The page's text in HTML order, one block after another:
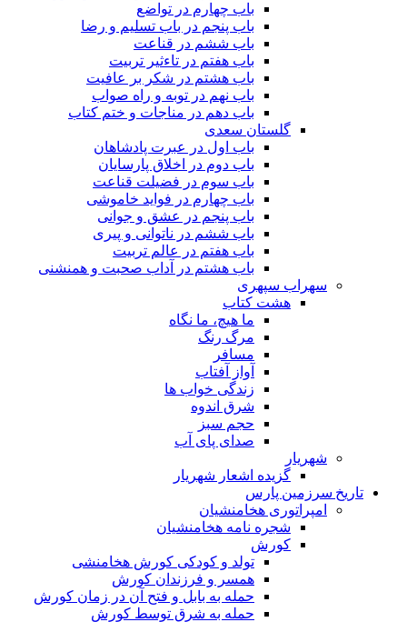
باب چهارم در تواضع
باب پنجم در باب تسلیم و رضا
باب ششم در قناعت
باب هفتم در تاءثیر تربیت
باب هشتم در شکر بر عافیت
باب نهم در توبه و راه صواب
باب دهم در مناجات و ختم کتاب
گلستان سعدی
باب اول در عبرت پادشاهان
باب دوم در اخلاق پارسایان
باب سوم در فضیلت قناعت
باب چهارم در فواید خاموشى
باب پنجم در عشق و جوانى
باب ششم در ناتوانى و پیرى
باب هفتم در عالم تربیت
باب هشتم در آداب صحبت و همنشنى
سهراب سپهری
هشت کتاب
ما هیچ، ما نگاه
مرگ رنگ
مسافر
آواز آفتاب
زندگی خواب ها
شرق اندوه
حجم سبز
صدای پای آب
شهریار
گزیده اشعار شهریار
تاریخ سرزمین پارس
امپراتوری هخامنشیان
شجره نامه هخامنشیان
کورش
تولد و کودکی کورش هخامنشی
همسر و فرزندان کورش
حمله به بابل و فتح آن در زمان کورش
حمله به شرق توسط کورش